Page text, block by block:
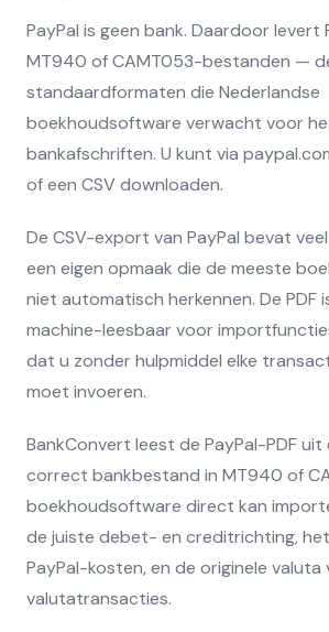
PayPal is geen bank. Daardoor levert
MT940 of CAMT053-bestanden —
standaardformaten die Nederlandse
boekhoudsoftware verwacht voor
bankafschriften. U kunt via
of een CSV downloaden.
De CSV-export van PayPal bevat
een eigen opmaak die de meeste
niet automatisch herkennen. De PDF
machine-leesbaar voor
dat u zonder hulpmiddel elke
moet invoeren.
BankConvert leest de PayPal-PDF
correct bankbestand in MT940 of
boekhoudsoftware direct kan
de juiste debet- en creditrichting,
PayPal-kosten, en de originele
valutatransacties.